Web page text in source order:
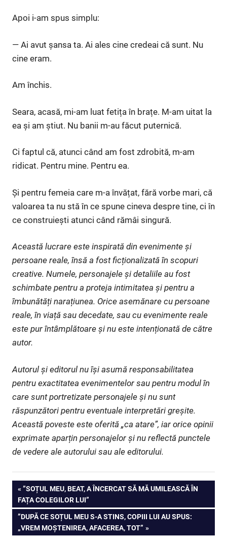
Apoi i-am spus simplu:
— Ai avut șansa ta. Ai ales cine credeai că sunt. Nu
cine eram.
Am închis.
Seara, acasă, mi-am luat fetița în brațe. M-am uitat la
ea și am știut. Nu banii m-au făcut puternică.
Ci faptul că, atunci când am fost zdrobită, m-am
ridicat. Pentru mine. Pentru ea.
Și pentru femeia care m-a învățat, fără vorbe mari, că
valoarea ta nu stă în ce spune cineva despre tine, ci în
ce construiești atunci când rămâi singură.
Această lucrare este inspirată din evenimente și
persoane reale, însă a fost ficționalizată în scopuri
creative. Numele, personajele și detaliile au fost
schimbate pentru a proteja intimitatea și pentru a
îmbunătăți narațiunea. Orice asemănare cu persoane
reale, în viață sau decedate, sau cu evenimente reale
este pur întâmplătoare și nu este intenționată de către
autor.
Autorul și editorul nu își asumă responsabilitatea
pentru exactitatea evenimentelor sau pentru modul în
care sunt portretizate personajele și nu sunt
răspunzători pentru eventuale interpretări greșite.
Această poveste este oferită „ca atare”, iar orice opinii
exprimate aparțin personajelor și nu reflectă punctele
de vedere ale autorului sau ale editorului.
Navigare
în
articole
PREVIOUS
POST:
”SOȚUL MEU, BEAT, A ÎNCERCAT SĂ MĂ UMILEASCĂ ÎN
FAȚA COLEGILOR LUI”
NEXT
POST:
”DUPĂ CE SOȚUL MEU S-A STINS, COPIII LUI AU SPUS:
„VREM MOȘTENIREA, AFACEREA, TOT”